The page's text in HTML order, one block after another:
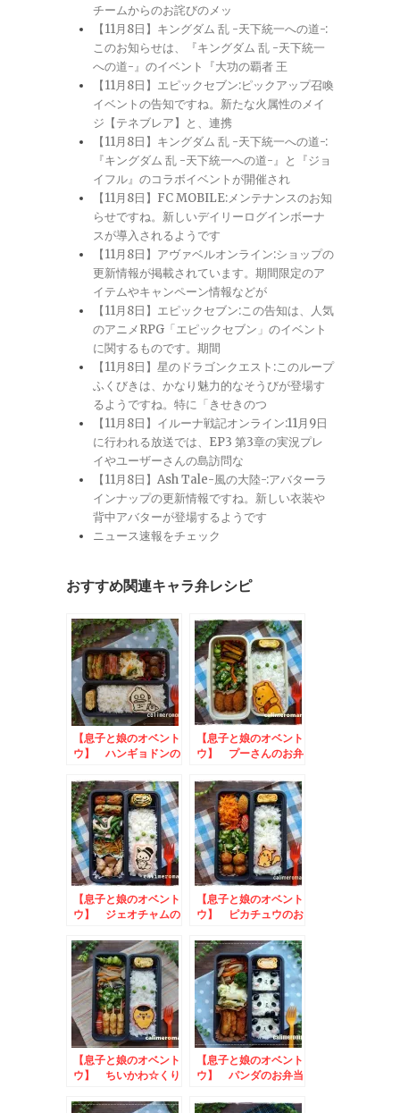
チームからのお詫びのメッ
【11月8日】キングダム 乱 -天下統一への道-:
このお知らせは、『キングダム 乱 -天下統一
への道-』のイベント『大功の覇者 王
【11月8日】エピックセブン:ピックアップ召喚
イベントの告知ですね。新たな火属性のメイ
ジ【テネブレア】と、連携
【11月8日】キングダム 乱 -天下統一への道-:
『キングダム 乱 -天下統一への道-』と『ジョ
イフル』のコラボイベントが開催され
【11月8日】FC MOBILE:メンテナンスのお知
らせですね。新しいデイリーログインボーナ
スが導入されるようです
【11月8日】アヴァベルオンライン:ショップの
更新情報が掲載されています。期間限定のア
イテムやキャンペーン情報などが
【11月8日】エピックセブン:この告知は、人気
のアニメRPG「エピックセブン」のイベント
に関するものです。期間
【11月8日】星のドラゴンクエスト:このループ
ふくびきは、かなり魅力的なそうびが登場す
るようですね。特に「きせきのつ
【11月8日】イルーナ戦記オンライン:11月9日
に行われる放送では、EP3 第3章の実況プレ
イやユーザーさんの島訪問な
【11月8日】Ash Tale-風の大陸-:アバターラ
インナップの更新情報ですね。新しい衣装や
背中アバターが登場するようです
ニュース速報をチェック
おすすめ関連キャラ弁レシピ
【息子と娘のオベント
ウ】 ハンギョドンの
【息子と娘のオベント
ウ】 プーさんのお弁
【息子と娘のオベント
ウ】 ジェオチャムの
【息子と娘のオベント
ウ】 ピカチュウのお
【息子と娘のオベント
ウ】 ちいかわ☆くり
toあぐりっ子フォト
【息子と娘のオベント
ウ】 パンダのお弁当